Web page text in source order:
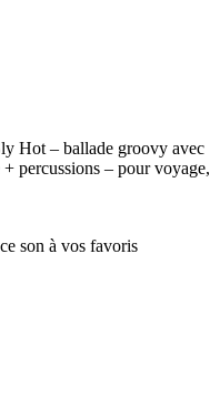
Hot – ballade groovy avec
percussions – pour voyage,